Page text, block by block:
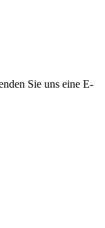
Sie uns eine E-